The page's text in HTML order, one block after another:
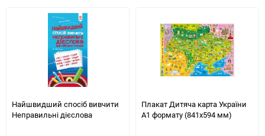
Найшвидший спосіб вивчити
Неправильні дієслова
Плакат Дитяча карта України
А1 формату (841х594 мм)